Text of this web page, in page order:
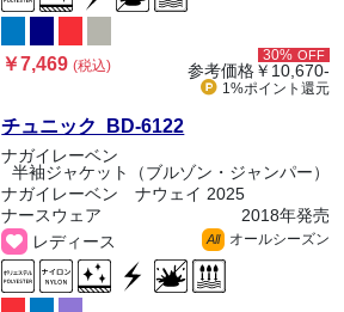
￥7,469(税込)
30% OFF
参考価格￥10,670-
1%ポイント 還元
チュニック BD-6122
ナガイレーベン
半袖ジャケット（ブルゾン・ジャンパー）
ナガイレーベン ナウェイ 2025
ナースウェア
2018年発売
レディース
All オールシーズン